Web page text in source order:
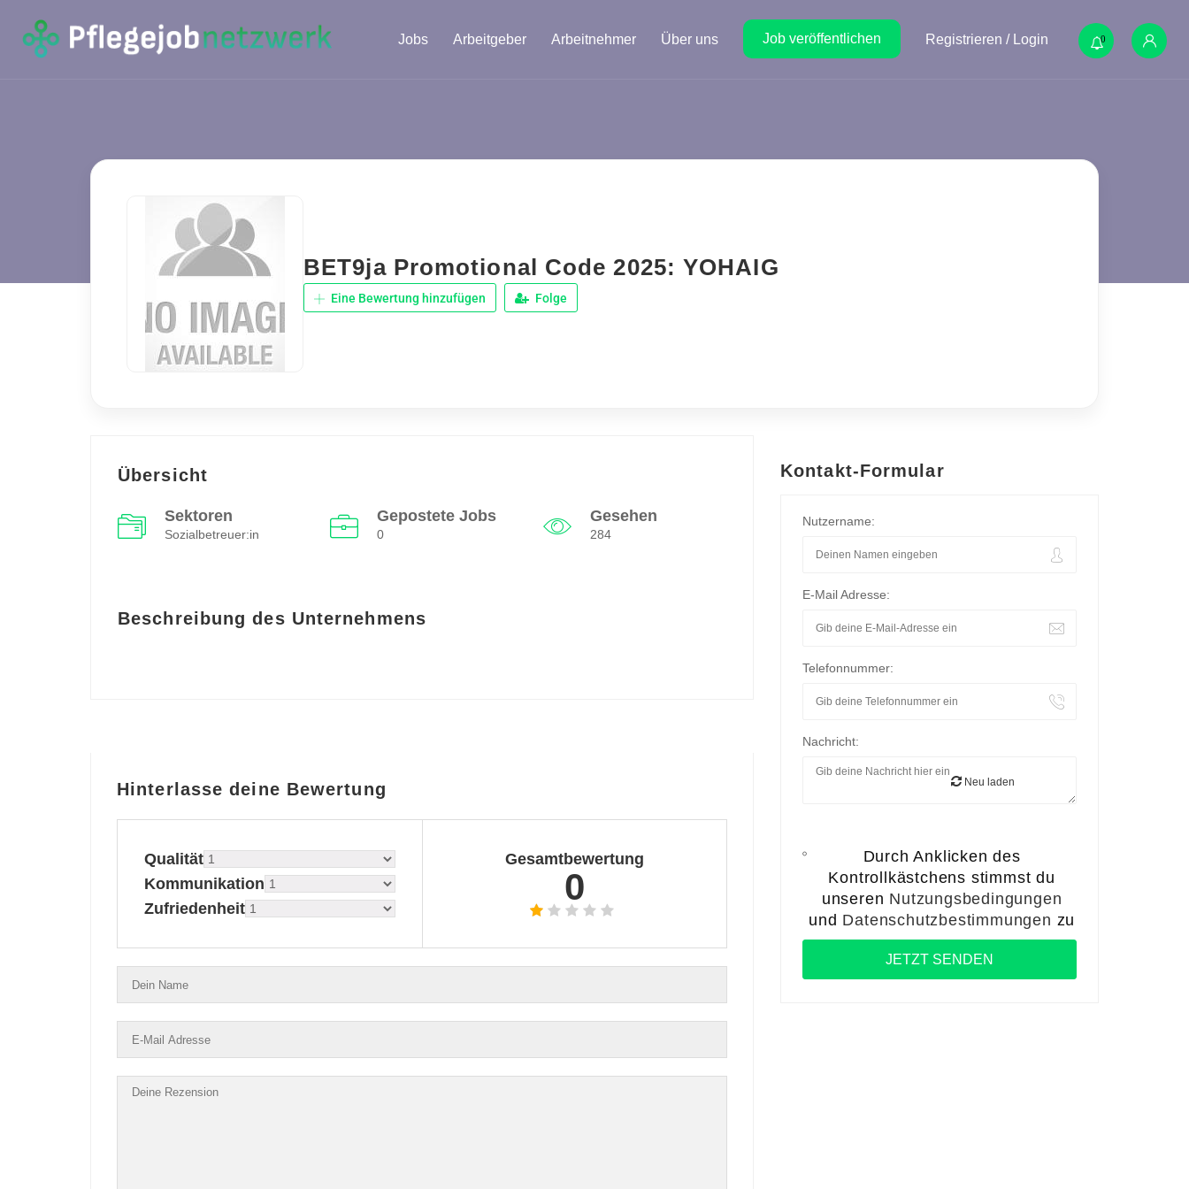
Jobs Arbeitgeber Arbeitnehmer Über uns Job veröffentlichen Registrieren / Login 0
BET9ja Promotional Code 2025: YOHAIG
Eine Bewertung hinzufügen Folge
Übersicht
Sektoren
Sozialbetreuer:in
Gepostete Jobs
0
Gesehen
284
Beschreibung des Unternehmens
Hinterlasse deine Bewertung
Qualität
Kommunikation
Zufriedenheit
Gesamtbewertung
0
Kontakt-Formular
Nutzername:
E-Mail Adresse:
Telefonnummer:
Nachricht:
Neu laden
Durch Anklicken des
Kontrollkästchens stimmst du
unseren Nutzungsbedingungen
und Datenschutzbestimmungen zu